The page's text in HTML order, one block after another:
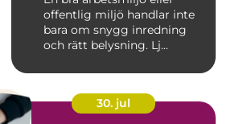
offentlig miljö handlar inte
bara om snygg inredning
och rätt belysning. Lj...
30. jul